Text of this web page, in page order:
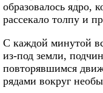
образовалось ядро,
рассекало толпу и
С каждой минутой
из-под земли,
повторявшимся
рядами вокруг